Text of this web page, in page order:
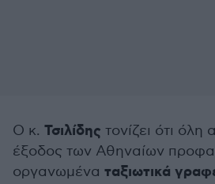
O κ. Τσιλίδης τονίζει ότι
έξοδος των Αθηναίων
οργανωμένα ταξιωτικά